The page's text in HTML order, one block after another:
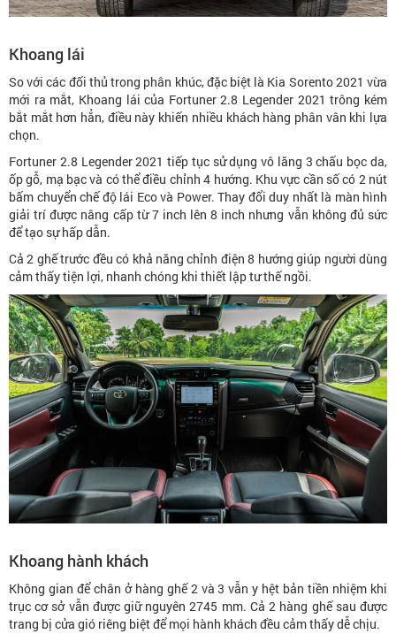
Khoang lái
So với các đối thủ trong phân khúc, đặc biệt là Kia Sorento 2021 vừa
mới ra mắt, Khoang lái của Fortuner 2.8 Legender 2021 trông kém
bắt mắt hơn hẳn, điều này khiến nhiều khách hàng phân vân khi lựa
chọn.
Fortuner 2.8 Legender 2021 tiếp tục sử dụng vô lăng 3 chấu bọc da,
ốp gỗ, mạ bạc và có thể điều chỉnh 4 hướng. Khu vực cần số có 2 nút
bấm chuyển chế độ lái Eco và Power. Thay đổi duy nhất là màn hình
giải trí được nâng cấp từ 7 inch lên 8 inch nhưng vẫn không đủ sức
để tạo sự hấp dẫn.
Cả 2 ghế trước đều có khả năng chỉnh điện 8 hướng giúp người dùng
cảm thấy tiện lợi, nhanh chóng khi thiết lập tư thế ngồi.
Khoang hành khách
Không gian để chân ở hàng ghế 2 và 3 vẫn y hệt bản tiền nhiệm khi
trục cơ sở vẫn được giữ nguyên 2745 mm. Cả 2 hàng ghế sau được
trang bị cửa gió riêng biệt để mọi hành khách đều cảm thấy dễ chịu.